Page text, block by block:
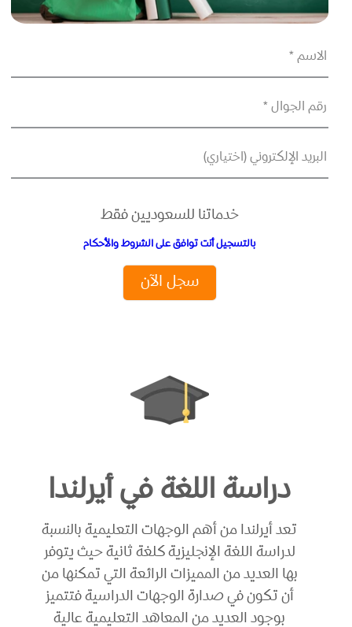
الاسم *
رقم الجوال *
البريد الإلكتروني (اختياري)
خدماتنا للسعوديين فقط
بالتسجيل أنت توافق على الشروط والأحكام
سجل الآن
دراسة اللغة في أيرلندا
تعد أيرلندا من أهم الوجهات التعليمية بالنسبة
لدراسة اللغة الإنجليزية كلغة ثانية حيث يتوفر
بها العديد من المميزات الرائعة التي تمكنها من
أن تكون في صدارة الوجهات الدراسية فتتميز
بوجود العديد من المعاهد التعليمية عالية